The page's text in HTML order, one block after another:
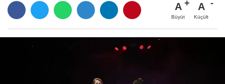
A
Büyüt
A
Küçült